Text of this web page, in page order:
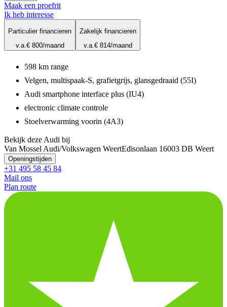
Maak een proefrit
Ik heb interesse
Particulier financieren
v.a.€ 800/maand
Zakelijk financieren
v.a.€ 814/maand
598 km range
Velgen, multispaak-S, grafietgrijs, glansgedraaid (55I)
Audi smartphone interface plus (IU4)
electronic climate controle
Stoelverwarming voorin (4A3)
Bekijk deze Audi bij
Van Mossel Audi/Volkswagen WeertEdisonlaan 16003 DB Weert
Openingstijden
+31 495 58 45 84
Mail ons
Plan route